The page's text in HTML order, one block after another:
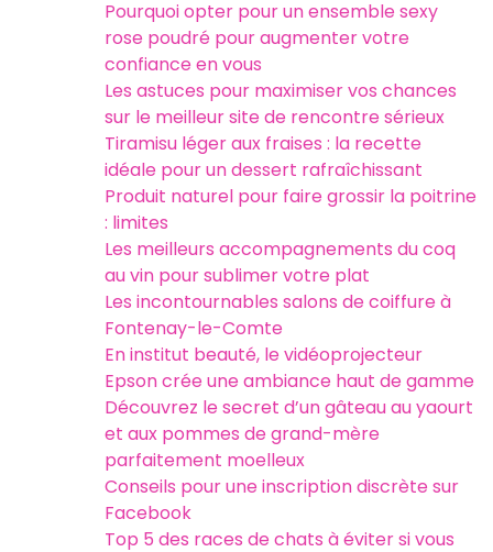
Pourquoi opter pour un ensemble sexy
rose poudré pour augmenter votre
confiance en vous
Les astuces pour maximiser vos chances
sur le meilleur site de rencontre sérieux
Tiramisu léger aux fraises : la recette
idéale pour un dessert rafraîchissant
Produit naturel pour faire grossir la poitrine
: limites
Les meilleurs accompagnements du coq
au vin pour sublimer votre plat
Les incontournables salons de coiffure à
Fontenay-le-Comte
En institut beauté, le vidéoprojecteur
Epson crée une ambiance haut de gamme
Découvrez le secret d’un gâteau au yaourt
et aux pommes de grand-mère
parfaitement moelleux
Conseils pour une inscription discrète sur
Facebook
Top 5 des races de chats à éviter si vous